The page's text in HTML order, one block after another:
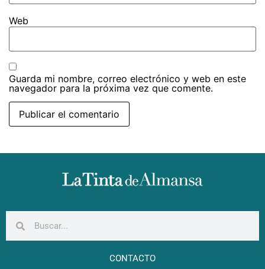
Web
Guarda mi nombre, correo electrónico y web en este
navegador para la próxima vez que comente.
CONTACTO